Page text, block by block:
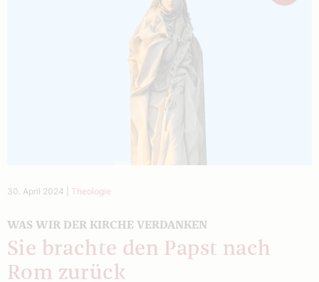
30. April 2024 Theologie
WAS WIR DER KIRCHE VERDANKEN
Sie brachte den Papst nach
Rom zurück